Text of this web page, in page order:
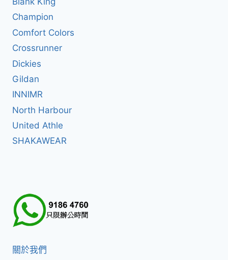
Champion
Comfort Colors
Crossrunner
Dickies
Gildan
INNIMR
North Harbour
United Athle
SHAKAWEAR
關於我們